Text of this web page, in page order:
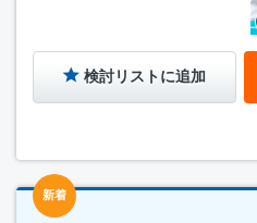
検討リストに追加
新着